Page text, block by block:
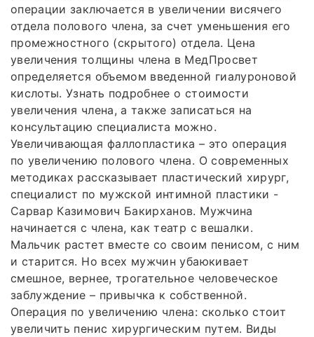
операции заключается в увеличении висячего
отдела полового члена, за счет уменьшения его
промежностного (скрытого) отдела. Цена
увеличения толщины члена в МедПросвет
определяется объемом введенной гиалуроновой
кислоты. Узнать подробнее о стоимости
увеличения члена, а также записаться на
консультацию специалиста можно.
Увеличивающая фаллопластика – это операция
по увеличению полового члена. О современных
методиках рассказывает пластический хирург,
специалист по мужской интимной пластики -
Сарвар Казимович Бакирханов. Мужчина
начинается с члена, как театр с вешалки.
Мальчик растет вместе со своим пенисом, с ним
и старится. Но всех мужчин убаюкивает
смешное, вернее, трогательное человеческое
заблуждение – привычка к собственной.
Операция по увеличению члена: сколько стоит
увеличить пенис хирургическим путем. Виды